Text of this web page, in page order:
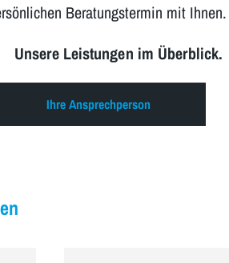
Beratungstermin mit Ihnen.
Unsere Leistungen im Überblick.
Ihre Ansprechperson